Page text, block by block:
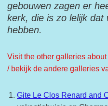
gebouwen zagen er
kerk, die is zo lelijk dat
hebben.
Visit the other galleries
/ bekijk de andere galleries
Gite Le Clos Renard and